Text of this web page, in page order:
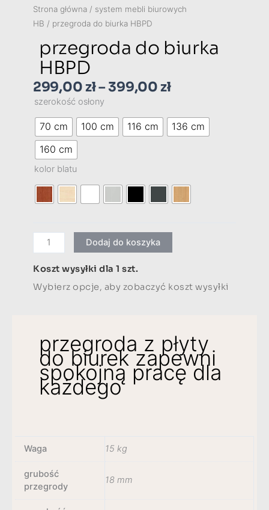
Strona główna / system mebli biurowych
HB / przegroda do biurka HBPD
przegroda do biurka
HBPD
299,00zł– 399,00zł
cen:
299,00 zł
399,00 zł
szerokość osłony
70 cm 100 cm 116 cm
136 cm
160 cm
kolor blatu
ilość
przegroda
do
biurka
Dodaj do koszyka
Koszt wysyłki dla 1 szt.
Wybierz opcje, aby zobaczyć koszt wysyłki
przegroda z płyty
do biurek zapewni
spokojną pracę dla
każdego
Waga 15 kg
grubość
przegrody
18 mm